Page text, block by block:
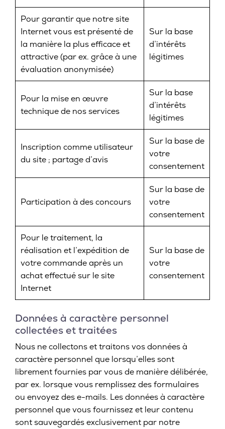
Pour garantir que notre site
Internet vous est présenté de
la manière la plus efficace et
attractive (par ex. grâce à une
évaluation anonymisée)
Sur la base
d’intérêts
légitimes
Pour la mise en œuvre
technique de nos services
Sur la base
d’intérêts
légitimes
Inscription comme utilisateur
du site ; partage d’avis
Sur la base de
votre
consentement
Participation à des concours
Sur la base de
votre
consentement
Pour le traitement, la
réalisation et l’expédition de
votre commande après un
achat effectué sur le site
Internet
Sur la base de
votre
consentement
Données à caractère personnel
collectées et traitées
Nous ne collectons et traitons vos données à
caractère personnel que lorsqu’elles sont
librement fournies par vous de manière délibérée,
par ex. lorsque vous remplissez des formulaires
ou envoyez des e-mails. Les données à caractère
personnel que vous fournissez et leur contenu
sont sauvegardés exclusivement par notre